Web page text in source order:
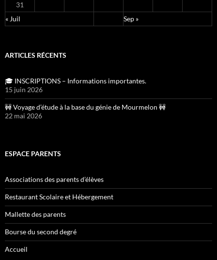
31
« Juil
Sep »
ARTICLES RÉCENTS
🎓 INSCRIPTIONS – Informations importantes.
15 juin 2026
🚧 Voyage d’étude à la base du génie de Mourmelon 🚧
22 mai 2026
ESPACE PARENTS
Associations des parents d’élèves
Restaurant Scolaire et Hébergement
Mallette des parents
Bourse du second degré
Accueil